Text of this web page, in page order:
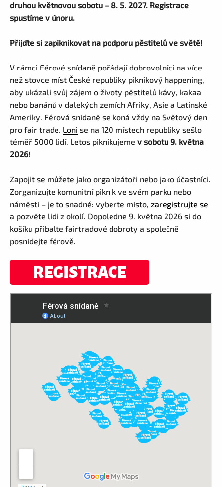
druhou květnovou sobotu – 8. 5. 2027. Registrace
spustíme v únoru.
Přijďte si zapiknikovat na podporu pěstitelů ve světě!
V rámci Férové snídaně pořádají dobrovolníci na více
než stovce míst České republiky piknikový happening,
aby ukázali svůj zájem o životy pěstitelů kávy, kakaa
nebo banánů v dalekých zemích Afriky, Asie a Latinské
Ameriky. Férová snídaně se koná vždy na Světový den
pro fair trade. Loni se na 120 místech republiky sešlo
téměř 5000 lidí. Letos piknikujeme v sobotu 9. května
2026!
Zapojit se můžete jako organizátoři nebo jako účastníci.
Zorganizujte komunitní piknik ve svém parku nebo
náměstí – je to snadné: vyberte místo, zaregistrujte se
a pozvěte lidi z okolí. Dopoledne 9. května 2026 si do
košíku přibalte fairtradové dobroty a společně
posnídejte férově.
REGISTRACE